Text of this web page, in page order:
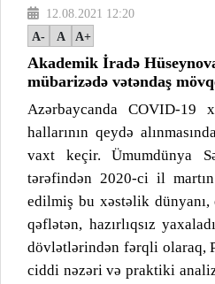
12.08.2021 12:20
A-
A A+
Akademik İradə
mübarizədə vətəndaş
Azərbaycanda COVID-19
hallarının qeydə
vaxt keçir. Ümumdünya
tərəfindən 2020-ci il
edilmiş bu xəstəlik
qəflətən, hazırlıqsız
dövlətlərindən fərqli olaraq,
ciddi nəzəri və praktiki